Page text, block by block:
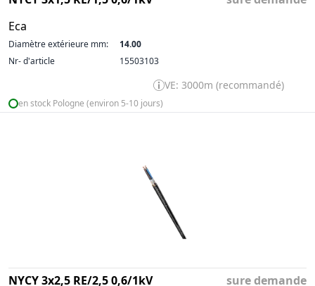
Eca
Diamètre extérieure mm:
14.00
Nr- d'article
15503103
VE: 3000m (recommandé)
en stock Pologne (environ 5-10 jours)
NYCY 3x2,5 RE/2,5 0,6/1kV sure demande